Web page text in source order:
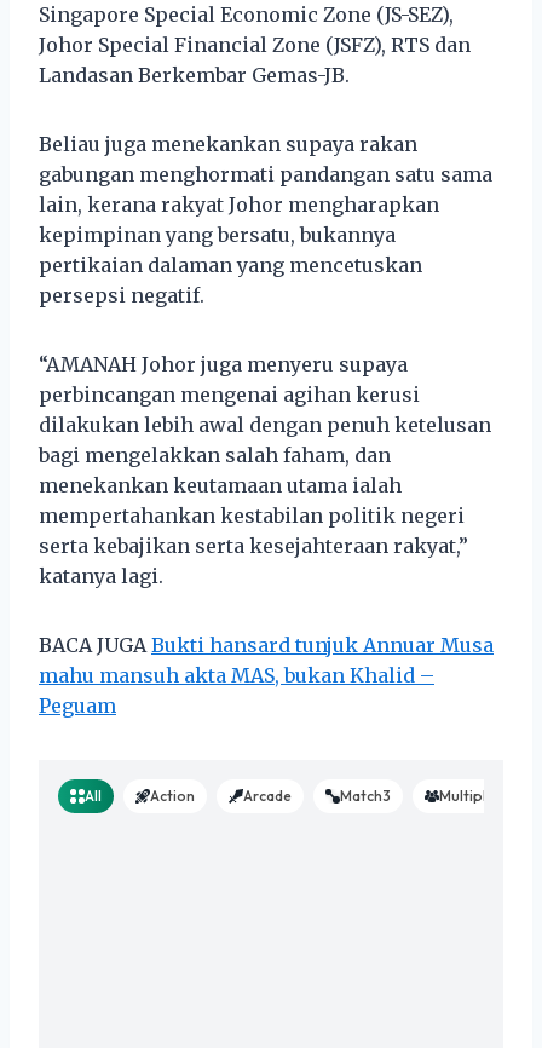
Singapore Special Economic Zone (JS-SEZ),
Johor Special Financial Zone (JSFZ), RTS dan
Landasan Berkembar Gemas-JB.
Beliau juga menekankan supaya rakan
gabungan menghormati pandangan satu sama
lain, kerana rakyat Johor mengharapkan
kepimpinan yang bersatu, bukannya
pertikaian dalaman yang mencetuskan
persepsi negatif.
“AMANAH Johor juga menyeru supaya
perbincangan mengenai agihan kerusi
dilakukan lebih awal dengan penuh ketelusan
bagi mengelakkan salah faham, dan
menekankan keutamaan utama ialah
mempertahankan kestabilan politik negeri
serta kebajikan serta kesejahteraan rakyat,”
katanya lagi.
BACA JUGA Bukti hansard tunjuk Annuar Musa
mahu mansuh akta MAS, bukan Khalid –
Peguam